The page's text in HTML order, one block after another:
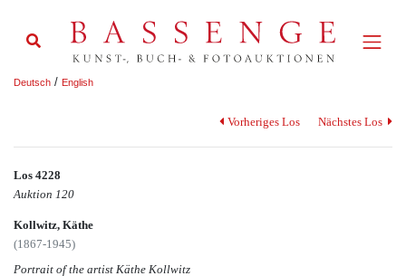
Deutsch / English
Vorheriges Los Nächstes Los
Los 4228
Auktion 120
Kollwitz, Käthe
(1867-1945)
Portrait of the artist Käthe Kollwitz